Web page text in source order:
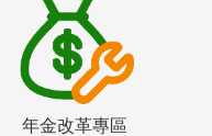
年金改革專區